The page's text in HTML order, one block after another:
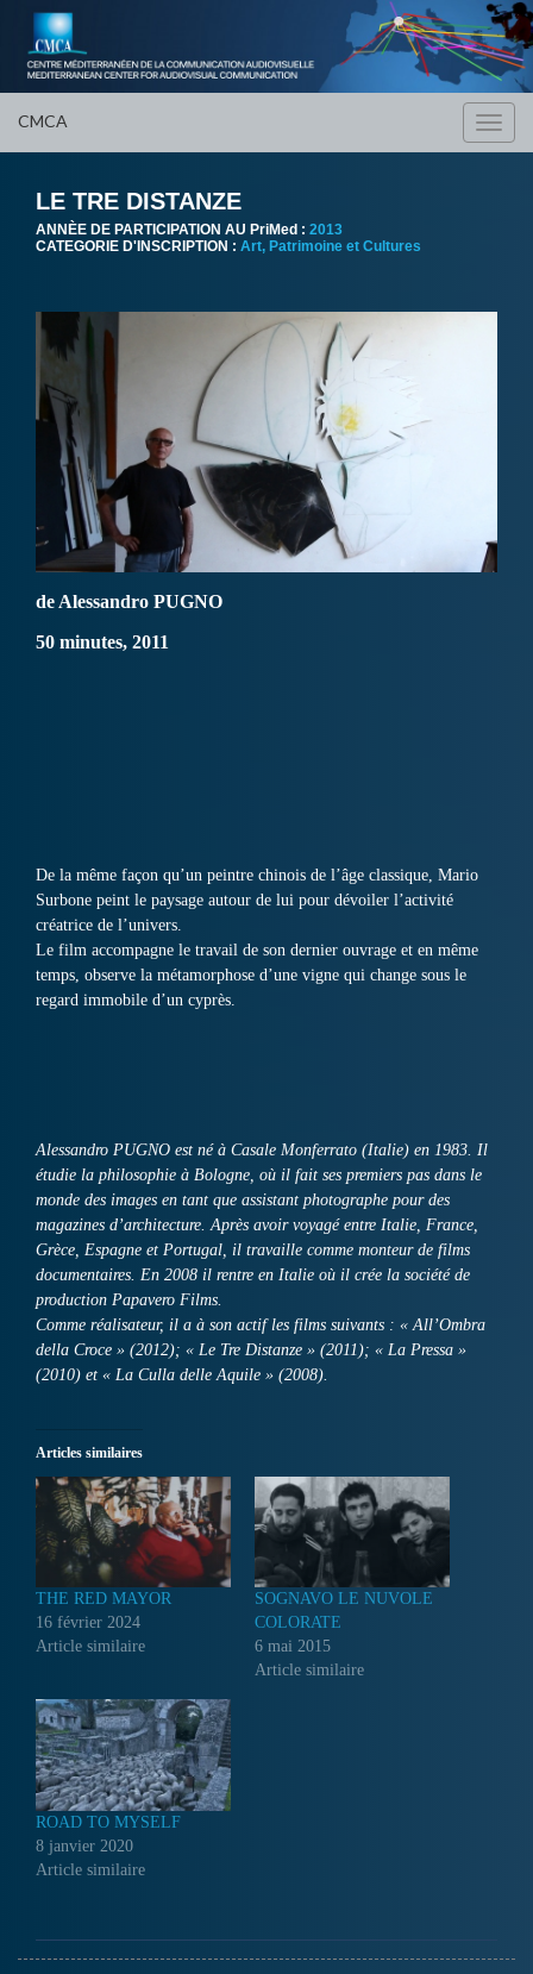
CMCA
LE TRE DISTANZE
ANNÈE DE PARTICIPATION AU PriMed : 2013
CATEGORIE D'INSCRIPTION : Art, Patrimoine et Cultures
de Alessandro PUGNO
50 minutes, 2011
De la même façon qu’un peintre chinois de l’âge classique, Mario
Surbone peint le paysage autour de lui pour dévoiler l’activité
créatrice de l’univers.
Le film accompagne le travail de son dernier ouvrage et en même
temps, observe la métamorphose d’une vigne qui change sous le
regard immobile d’un cyprès.
Alessandro PUGNO est né à Casale Monferrato (Italie) en 1983. Il
étudie la philosophie à Bologne, où il fait ses premiers pas dans le
monde des images en tant que assistant photographe pour des
magazines d’architecture. Après avoir voyagé entre Italie, France,
Grèce, Espagne et Portugal, il travaille comme monteur de films
documentaires. En 2008 il rentre en Italie où il crée la société de
production Papavero Films.
Comme réalisateur, il a à son actif les films suivants : « All’Ombra
della Croce » (2012); « Le Tre Distanze » (2011); « La Pressa »
(2010) et « La Culla delle Aquile » (2008).
Articles similaires
THE RED MAYOR
16 février 2024
Article similaire
SOGNAVO LE NUVOLE
COLORATE
6 mai 2015
Article similaire
ROAD TO MYSELF
8 janvier 2020
Article similaire